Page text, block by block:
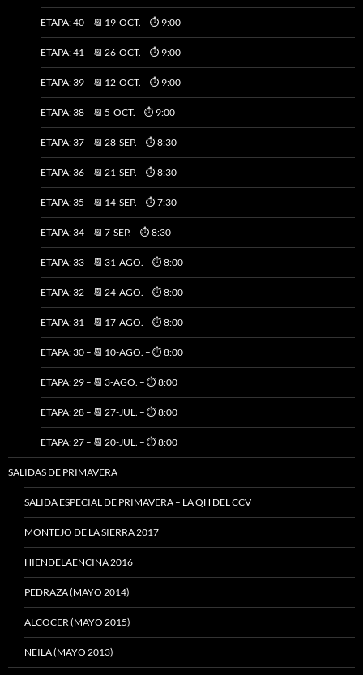
ETAPA: 40 – 📆 19-OCT. – ⏱️ 9:00
ETAPA: 41 – 📆 26-OCT. – ⏱️ 9:00
ETAPA: 39 – 📆 12-OCT. – ⏱️ 9:00
ETAPA: 38 – 📆 5-OCT. – ⏱️ 9:00
ETAPA: 37 – 📆 28-SEP. – ⏱️ 8:30
ETAPA: 36 – 📆 21-SEP. – ⏱️ 8:30
ETAPA: 35 – 📆 14-SEP. – ⏱️ 7:30
ETAPA: 34 – 📆 7-SEP. – ⏱️ 8:30
ETAPA: 33 – 📆 31-AGO. – ⏱️ 8:00
ETAPA: 32 – 📆 24-AGO. – ⏱️ 8:00
ETAPA: 31 – 📆 17-AGO. – ⏱️ 8:00
ETAPA: 30 – 📆 10-AGO. – ⏱️ 8:00
ETAPA: 29 – 📆 3-AGO. – ⏱️ 8:00
ETAPA: 28 – 📆 27-JUL. – ⏱️ 8:00
ETAPA: 27 – 📆 20-JUL. – ⏱️ 8:00
SALIDAS DE PRIMAVERA
SALIDA ESPECIAL DE PRIMAVERA – LA QH DEL CCV
MONTEJO DE LA SIERRA 2017
HIENDELAENCINA 2016
PEDRAZA (MAYO 2014)
ALCOCER (MAYO 2015)
NEILA (MAYO 2013)